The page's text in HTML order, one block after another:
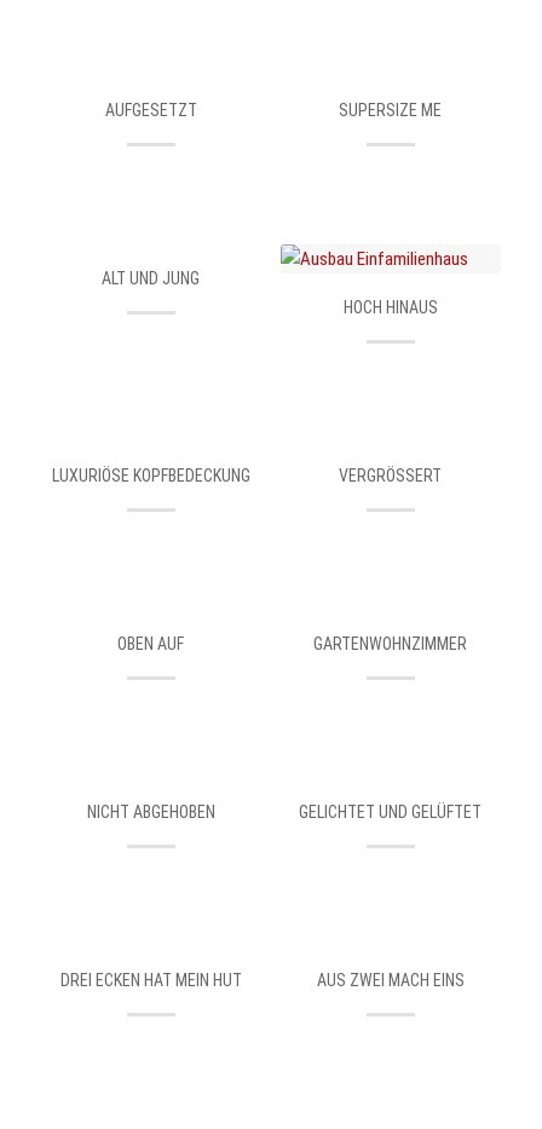
AUFGESETZT SUPERSIZE ME
ALT UND JUNG
HOCH HINAUS
LUXURIÖSE KOPFBEDECKUNG VERGRÖSSERT
OBEN AUF GARTENWOHNZIMMER
NICHT ABGEHOBEN GELICHTET UND GELÜFTET
DREI ECKEN HAT MEIN HUT AUS ZWEI MACH EINS